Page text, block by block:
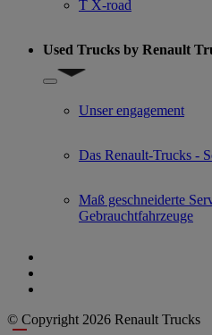
T X-road
Used Trucks by Renault
Show submenu for Used
Unser engagement
Das Renault-Trucks -
Maß geschneiderte
Gebrauchtfahrzeuge
© Copyright 2026 Renault Trucks